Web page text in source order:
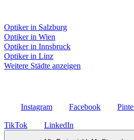
Optiker in Salzburg
Optiker in Wien
Optiker in Innsbruck
Optiker in Linz
Weitere Städte anzeigen
Instagram Facebook
TikTok LinkedIn